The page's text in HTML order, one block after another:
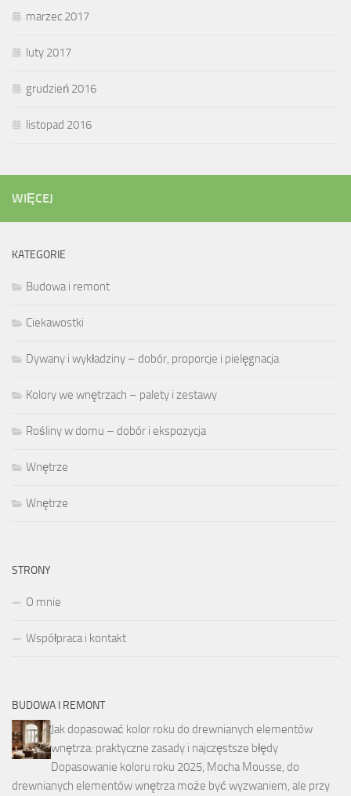
marzec 2017
luty 2017
grudzień 2016
listopad 2016
WIĘCEJ
KATEGORIE
Budowa i remont
Ciekawostki
Dywany i wykładziny – dobór, proporcje i pielęgnacja
Kolory we wnętrzach – palety i zestawy
Rośliny w domu – dobór i ekspozycja
Wnętrze
Wnętrze
STRONY
O mnie
Współpraca i kontakt
BUDOWA I REMONT
Jak dopasować kolor roku do drewnianych elementów
wnętrza: praktyczne zasady i najczęstsze błędy
Dopasowanie koloru roku 2025, Mocha Mousse, do
drewnianych elementów wnętrza może być wyzwaniem, ale przy